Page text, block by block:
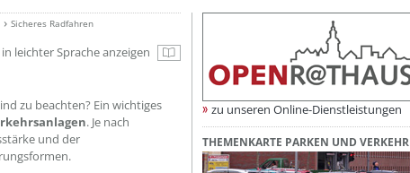
Sicheres Radfahren
in leichter Sprache anzeigen Zur einfachen Variante
zu beachten? Ein wichtiges
. Je nach
und der
zu unseren Online-Dienstleistungen
THEMENKARTE PARKEN UND VERKEHR